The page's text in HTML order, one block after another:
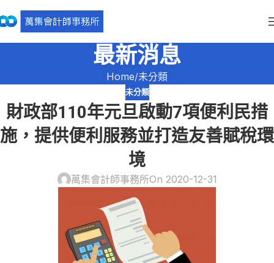
最新消息
Home 未分類
未分類
財政部110年元旦啟動7項便利民措
施，提供便利服務並打造友善賦稅環
境
萬集會計師事務所On 2020-12-31